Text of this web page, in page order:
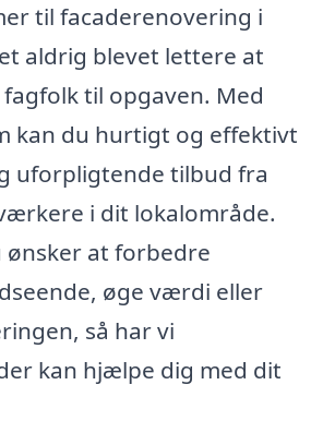
til facaderenovering i
aldrig blevet lettere at
til opgaven. Med
kan du hurtigt og effektivt
uforpligtende tilbud fra
i dit lokalområde.
ønsker at forbedre
øge værdi eller
så har vi
kan hjælpe dig med dit